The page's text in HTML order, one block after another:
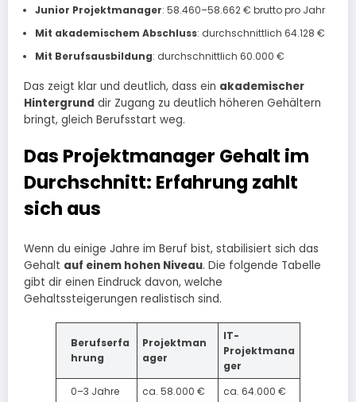
Junior Projektmanager: 58.460–58.662 € brutto pro Jahr
Mit akademischem Abschluss: durchschnittlich 64.128 €
Mit Berufsausbildung: durchschnittlich 60.000 €
Das zeigt klar und deutlich, dass ein akademischer
Hintergrund dir Zugang zu deutlich höheren Gehältern
bringt, gleich Berufsstart weg.​
Das Projektmanager Gehalt im
Durchschnitt: Erfahrung zahlt
sich aus
Wenn du einige Jahre im Beruf bist, stabilisiert sich das
Gehalt auf einem hohen Niveau. Die folgende Tabelle
gibt dir einen Eindruck davon, welche
Gehaltssteigerungen realistisch sind.
Berufserfa
hrung
Projektman
ager
IT-
Projektmana
ger
0–3 Jahre
ca. 58.000 €
ca. 64.000 €